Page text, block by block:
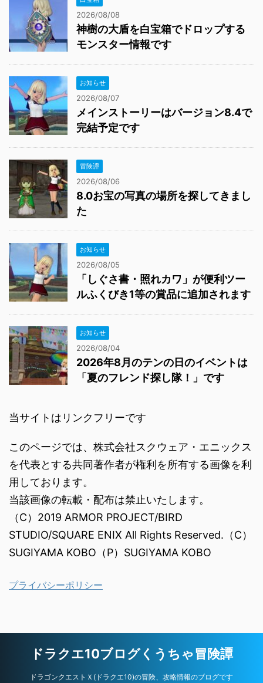
2026/08/08
神樹の大盾を白宝箱でドロップする
モンスター情報です
お知らせ
2026/08/07
メインストーリーはバージョン8.4で
完結予定です
冒険譚
2026/08/06
8.0お宝の写真の場所を探してきまし
た
お知らせ
2026/08/05
「しぐさ書・照れカワ」が便利ツー
ルふくびき1等の賞品に追加されます
お知らせ
2026/08/04
2026年8月のテンの日のイベントは
「夏のフレンド探し隊！」です
当サイトはリンクフリーです
このページでは、株式会社スクウェア・エニックス
を代表とする共同著作者が権利を所有する画像を利
用しております。
当該画像の転載・配布は禁止いたします。
（C）2019 ARMOR PROJECT/BIRD
STUDIO/SQUARE ENIX All Rights Reserved.（C）
SUGIYAMA KOBO（P）SUGIYAMA KOBO
プライバシーポリシー
ドラクエ10ブログくうちゃ冒険譚
ドラゴンクエストＸ(ドラクエ10)の冒険、攻略情報のブログです